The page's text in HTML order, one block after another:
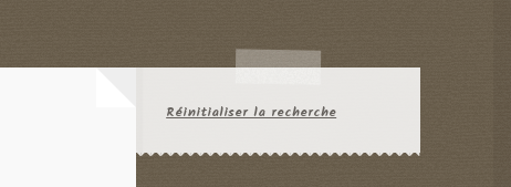
Réinitialiser la recherche